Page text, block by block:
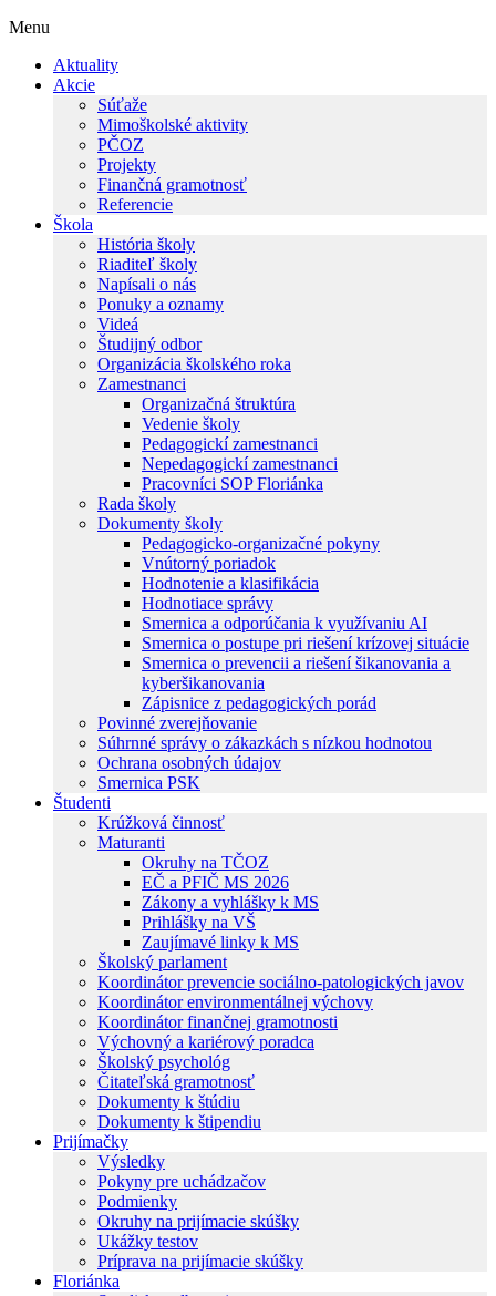
Menu
Aktuality
Akcie
Súťaže
Mimoškolské aktivity
PČOZ
Projekty
Finančná gramotnosť
Referencie
Škola
História školy
Riaditeľ školy
Napísali o nás
Ponuky a oznamy
Videá
Študijný odbor
Organizácia školského roka
Zamestnanci
Organizačná štruktúra
Vedenie školy
Pedagogickí zamestnanci
Nepedagogickí zamestnanci
Pracovníci SOP Floriánka
Rada školy
Dokumenty školy
Pedagogicko-organizačné pokyny
Vnútorný poriadok
Hodnotenie a klasifikácia
Hodnotiace správy
Smernica a odporúčania k využívaniu AI
Smernica o postupe pri riešení krízovej situácie
Smernica o prevencii a riešení šikanovania a
kyberšikanovania
Zápisnice z pedagogických porád
Povinné zverejňovanie
Súhrnné správy o zákazkách s nízkou hodnotou
Ochrana osobných údajov
Smernica PSK
Študenti
Krúžková činnosť
Maturanti
Okruhy na TČOZ
EČ a PFIČ MS 2026
Zákony a vyhlášky k MS
Prihlášky na VŠ
Zaujímavé linky k MS
Školský parlament
Koordinátor prevencie sociálno-patologických javov
Koordinátor environmentálnej výchovy
Koordinátor finančnej gramotnosti
Výchovný a kariérový poradca
Školský psychológ
Čitateľská gramotnosť
Dokumenty k štúdiu
Dokumenty k štipendiu
Prijímačky
Výsledky
Pokyny pre uchádzačov
Podmienky
Okruhy na prijímacie skúšky
Ukážky testov
Príprava na prijímacie skúšky
Floriánka